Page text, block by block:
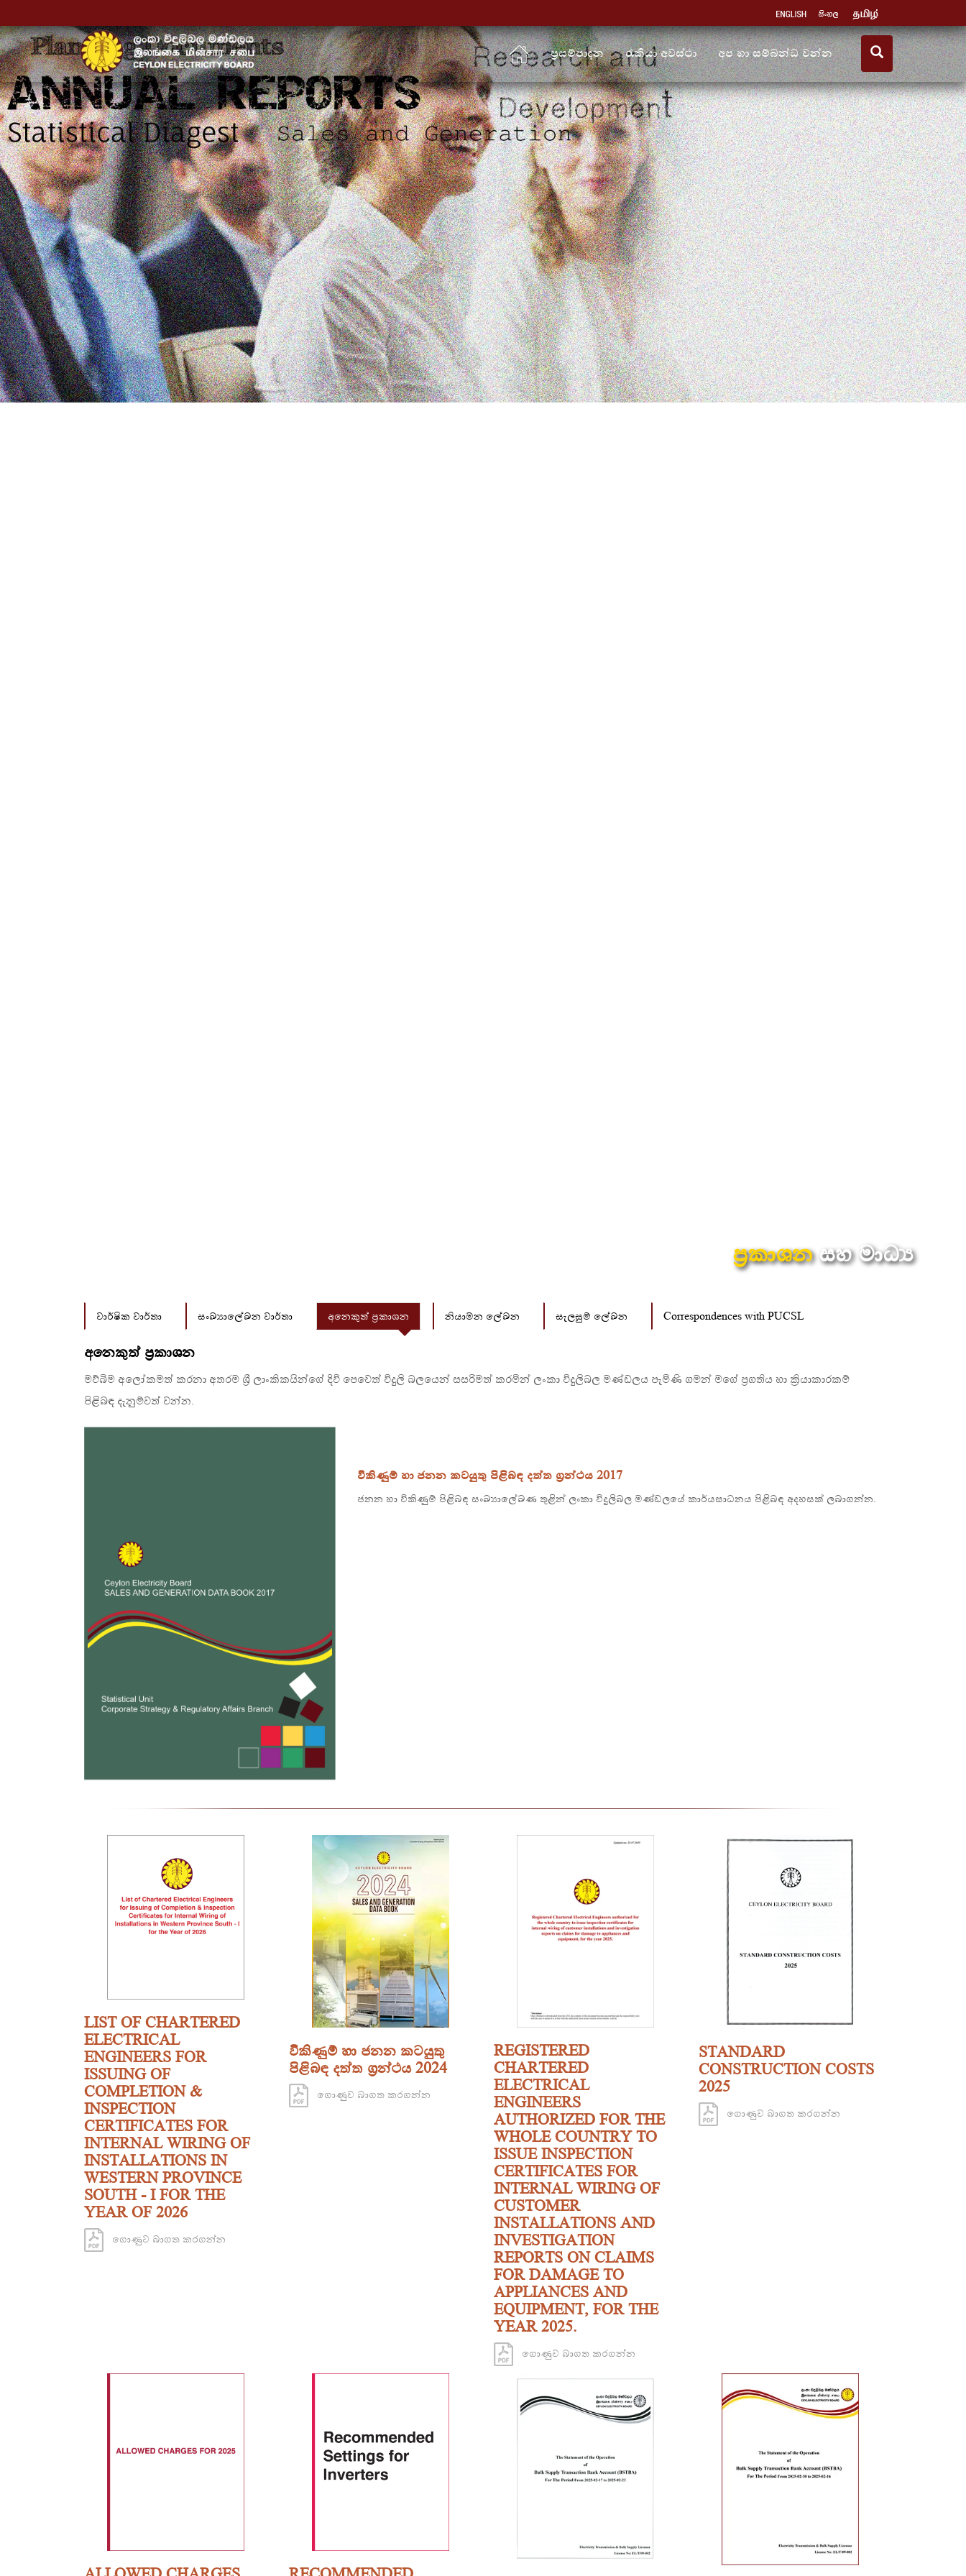
ප්‍රසම්පාදන රැකියා අවස්ථා අප හා සම්බන්ධ වන්න
ප්‍රකාශනසහ මාධ්‍ය
වාර්ෂික වාර්තා සංඛ්‍යාලේඛන වාර්තා අනෙකුත් ප්‍රකාශන නියාමන ලේඛන සැලසුම් ලේඛන Correspondences with PUCSL
අනෙකුත් ප්‍රකාශන
මව්බිම අලෝකමත් කරනා අතරම ශ්‍රී ලාංකිකයින්ගේ දිවි පෙවෙත් විදුලි බලයෙන් සසරිමත් කරමින් ලංකා විදුලිබල මණ්ඩලය පැමිණි ගමන් මගේ ප්‍රගතිය හා ක්‍රියාකාරකම්
පිළිබඳ දැනුම්වත් වන්න.
විකිණුම් හා ජනන කටයුතු පිළිබඳ දත්ත ග්‍රන්ථය 2017
ජනන හා විකිණුම් පිළිබඳ සංඛ්‍යාලේඛණ තුළින් ලංකා විදුලිබල මණ්ඩලයේ කාර්යසාධනය පිළිබඳ අදහසක් ලබාගන්න.
LIST OF CHARTERED
ELECTRICAL
ENGINEERS FOR
ISSUING OF
COMPLETION &
INSPECTION
CERTIFICATES FOR
INTERNAL WIRING OF
INSTALLATIONS IN
WESTERN PROVINCE
SOUTH - I FOR THE
YEAR OF 2026
ගොණුව බාගත කරගන්න
විකිණුම් හා ජනන කටයුතු
පිළිබඳ දත්ත ග්‍රන්ථය 2024
ගොණුව බාගත කරගන්න
REGISTERED
CHARTERED
ELECTRICAL
ENGINEERS
AUTHORIZED FOR THE
WHOLE COUNTRY TO
ISSUE INSPECTION
CERTIFICATES FOR
INTERNAL WIRING OF
CUSTOMER
INSTALLATIONS AND
INVESTIGATION
REPORTS ON CLAIMS
FOR DAMAGE TO
APPLIANCES AND
EQUIPMENT, FOR THE
YEAR 2025.
ගොණුව බාගත කරගන්න
STANDARD
CONSTRUCTION COSTS
2025
ගොණුව බාගත කරගන්න